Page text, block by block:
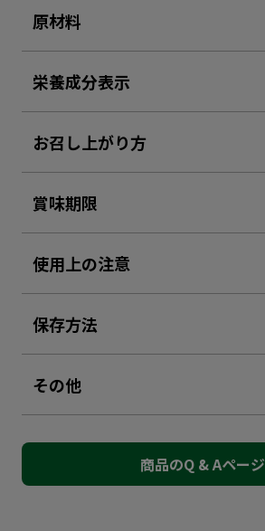
原材料
栄養成分表示
お召し上がり方
賞味期限
使用上の注意
保存方法
その他
商品のQ & Aページ